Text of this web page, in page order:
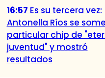
16:57 Es su tercera vez:
Antonella Ríos se
particular chip de
juventud" y mostró
resultados